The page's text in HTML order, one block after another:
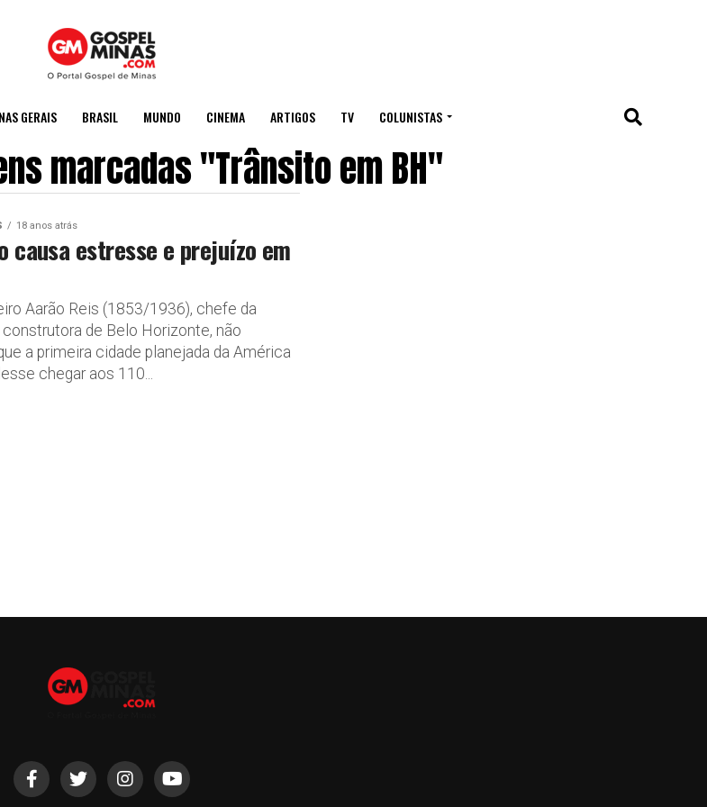
GERAIS BRASIL MUNDO CINEMA ARTIGOS TV COLUNISTAS
marcadas "Trânsito em BH"
18 anos atrás
causa estresse e prejuízo em
Aarão Reis (1853/1936), chefe da
de Belo Horizonte, não
a primeira cidade planejada da América
chegar aos 110...